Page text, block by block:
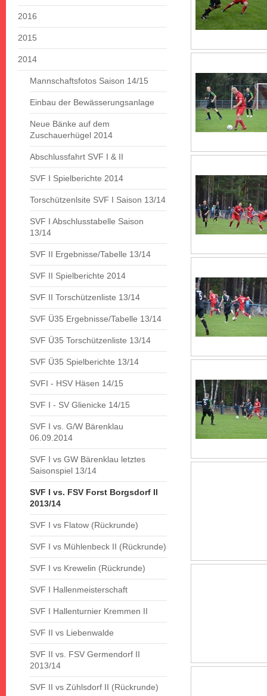
2016
2015
2014
Mannschaftsfotos Saison 14/15
Einbau der Bewässerungsanlage
Neue Bänke auf dem
Zuschauerhügel 2014
Abschlussfahrt SVF I & II
SVF I Spielberichte 2014
Torschützenlsite SVF I Saison 13/14
SVF I Abschlusstabelle Saison
13/14
SVF II Ergebnisse/Tabelle 13/14
SVF II Spielberichte 2014
SVF II Torschützenliste 13/14
SVF Ü35 Ergebnisse/Tabelle 13/14
SVF Ü35 Torschützenliste 13/14
SVF Ü35 Spielberichte 13/14
SVFI - HSV Häsen 14/15
SVF I - SV Glienicke 14/15
SVF I vs. G/W Bärenklau
06.09.2014
SVF I vs GW Bärenklau letztes
Saisonspiel 13/14
SVF I vs. FSV Forst Borgsdorf II
2013/14
SVF I vs Flatow (Rückrunde)
SVF I vs Mühlenbeck II (Rückrunde)
SVF I vs Krewelin (Rückrunde)
SVF I Hallenmeisterschaft
SVF I Hallenturnier Kremmen II
SVF II vs Liebenwalde
SVF II vs. FSV Germendorf II
2013/14
SVF II vs Zühlsdorf II (Rückrunde)